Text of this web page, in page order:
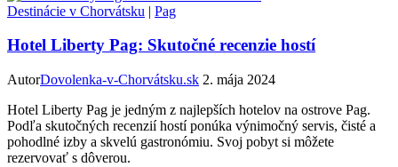
Destinácie v Chorvátsku | Pag
Hotel Liberty Pag: Skutočné recenzie hostí
AutorDovolenka-v-Chorvátsku.sk 2. mája 2024
Hotel Liberty Pag je jedným z najlepších hotelov na ostrove Pag.
Podľa skutočných recenzií hostí ponúka výnimočný servis, čisté a
pohodlné izby a skvelú gastronómiu. Svoj pobyt si môžete
rezervovať s dôverou.